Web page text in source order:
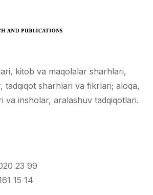
kitob va maqolalar sharhlari,
tadqiqot sharhlari va fikrlari; aloqa,
va insholar, aralashuv tadqiqotlari.
23 99
15 14